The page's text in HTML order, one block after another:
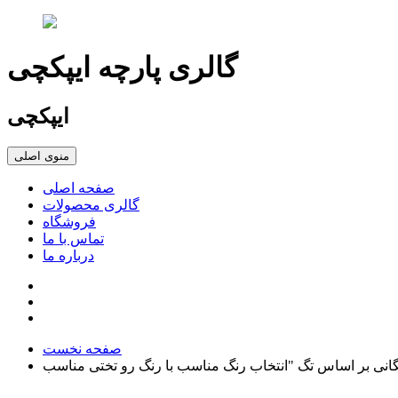
گالری پارچه ایپکچی
ایپکچی
منوی اصلی
صفحه اصلی
گالری محصولات
فروشگاه
تماس با ما
درباره ما
صفحه نخست